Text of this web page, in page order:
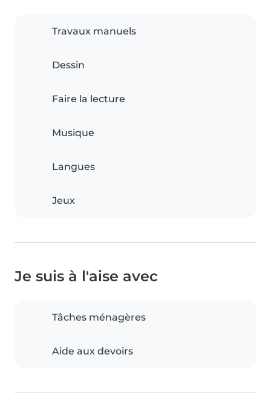
Travaux manuels
Dessin
Faire la lecture
Musique
Langues
Jeux
Je suis à l'aise avec
Tâches ménagères
Aide aux devoirs